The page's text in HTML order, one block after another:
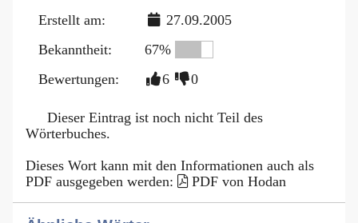
Erstellt am:
27.09.2005
Bekanntheit:
67%
Bewertungen:
6 0
Dieser Eintrag ist noch nicht Teil des
Wörterbuches.
Dieses Wort kann mit den Informationen auch als
PDF ausgegeben werden:
PDF von Hodan